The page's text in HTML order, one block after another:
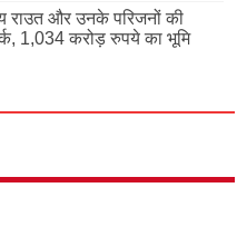
राउत और उनके परिजनों की
1,034 करोड़ रुपये का भूमि